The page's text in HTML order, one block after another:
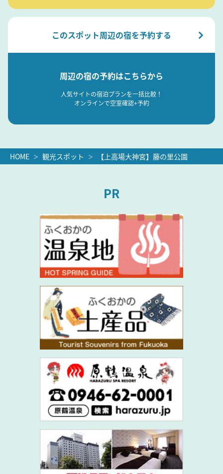
このスポット周辺の宿を予約する
周辺の宿の予約はこちらから
人気サイトの宿泊プランを一括比較！
オンラインで空室確認+予約
HOME 観光スポット 【上高場大神宮】藤の里公園
PR